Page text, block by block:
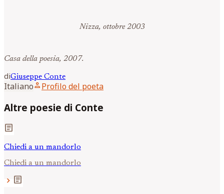
Nizza, ottobre 2003
Casa della poesia, 2007.
diGiuseppe Conte
Italianoperson Profilo del poeta
Altre poesie di Conte
article
Chiedi a un mandorlo
Chiedi a un mandorlo
chevron_right article